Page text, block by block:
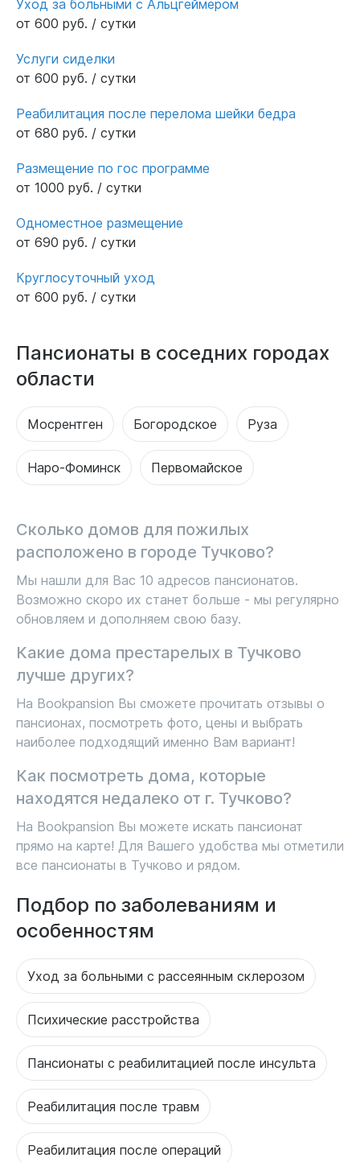
Уход за больными с Альцгеймером
от 600 руб. / сутки
Услуги сиделки
от 600 руб. / сутки
Реабилитация после перелома шейки бедра
от 680 руб. / сутки
Размещение по гос программе
от 1000 руб. / сутки
Одноместное размещение
от 690 руб. / сутки
Круглосуточный уход
от 600 руб. / сутки
Пансионаты в соседних городах
области
Мосрентген Богородское Руза
Наро-Фоминск Первомайское
Сколько домов для пожилых
расположено в городе Тучково?
Мы нашли для Вас 10 адресов пансионатов.
Возможно скоро их станет больше - мы регулярно
обновляем и дополняем свою базу.
Какие дома престарелых в Тучково
лучше других?
На Bookpansion Вы сможете прочитать отзывы о
пансионах, посмотреть фото, цены и выбрать
наиболее подходящий именно Вам вариант!
Как посмотреть дома, которые
находятся недалеко от г. Тучково?
На Bookpansion Вы можете искать пансионат
прямо на карте! Для Вашего удобства мы отметили
все пансионаты в Тучково и рядом.
Подбор по заболеваниям и
особенностям
Уход за больными с рассеянным склерозом
Психические расстройства
Пансионаты с реабилитацией после инсульта
Реабилитация после травм
Реабилитация после операций